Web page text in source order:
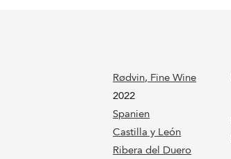
Rødvin, Fine Wine
2022
Spanien
Castilla y León
Ribera del Duero